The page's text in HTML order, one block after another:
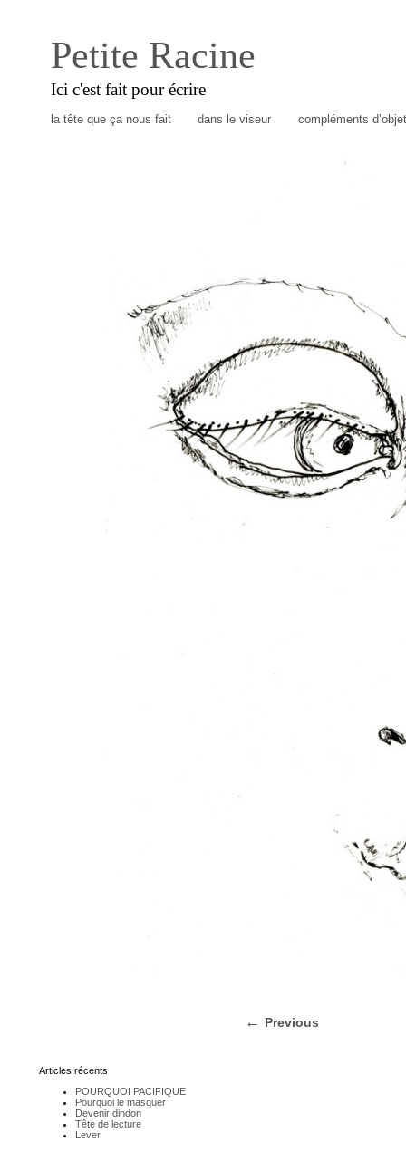
Petite Racine
Ici c'est fait pour écrire
la tête que ça nous fait dans le viseur compléments
Previous
Articles récents
POURQUOI PACIFIQUE
Pourquoi le masquer
Devenir dindon
Tête de lecture
Lever